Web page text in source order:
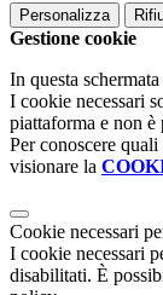
Personalizza
Gestione cookie
In questa
I cookie necessari
piattaforma e non
Per conoscere
visionare la
Cookie necessari
I cookie necessari
disabilitati. È